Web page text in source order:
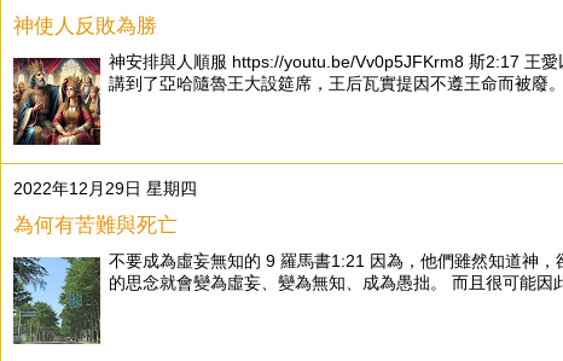
神使人反敗為勝
神安排與人順服 https://youtu.be/Vv0p5JFKrm8 斯2:17 王
講到了亞哈隨魯王大設筵席，王后瓦實提因不遵王命而被廢
2022年12月29日 星期四
為何有苦難與死亡
不要成為虛妄無知的 9 羅馬書1:21 因為，他們雖然知道神
的思念就會變為虛妄、變為無知、成為愚拙。 而且很可能因